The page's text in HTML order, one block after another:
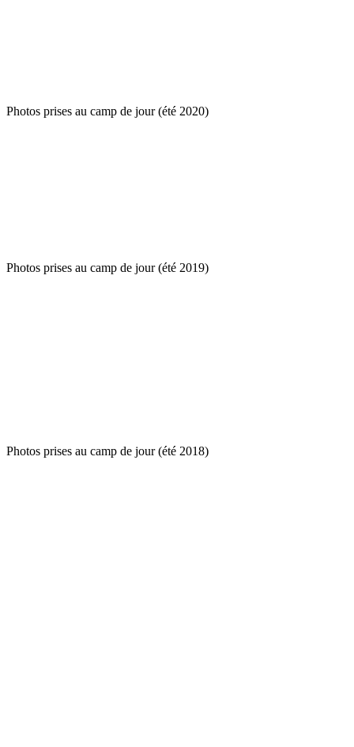
Photos prises au camp de jour (été 2020)
Photos prises au camp de jour (été 2019)
Photos prises au camp de jour (été 2018)